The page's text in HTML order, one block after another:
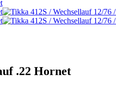
.22 Hornet